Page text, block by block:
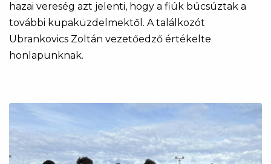
hazai vereség azt jelenti, hogy a fiúk búcsúztak a
további kupaküzdelmektől. A találkozót
Ubrankovics Zoltán vezetőedző értékelte
honlapunknak.